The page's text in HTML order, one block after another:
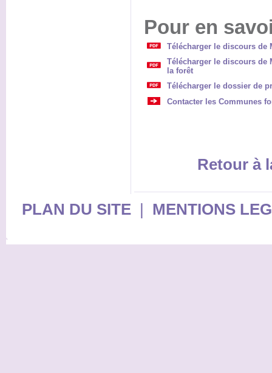
Pour en
Télécharger le discours de
Télécharger le discours de
la forêt
Télécharger le dossier de
Contacter les Communes
Retour à
PLAN DU SITE| MENTIONS